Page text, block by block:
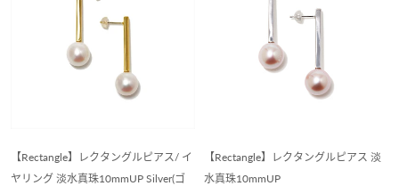
【Rectangle】レクタングルピアス/ イ
ヤリング 淡水真珠10mmUP Silver(ゴ
【Rectangle】レクタングルピアス 淡
水真珠10mmUP